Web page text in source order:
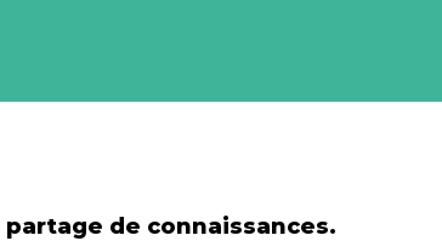
de connaissances.